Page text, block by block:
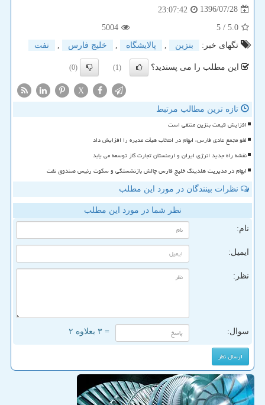
1396/07/28
23:07:42
5.0
/ 5
5004
تگهای خبر:
بنزین , پالایشگاه , خلیج فارس , نفت
این مطلب را می پسندید؟ (1)
(0)
X
تازه ترین مطالب مرتبط
افزایش قیمت بنزین منتفی است
لغو مجمع عادی فارس، ابهام در انتخاب هیأت مدیره را افزایش داد
نقشه راه جدید انرژی ایران و ارمنستان تجارت گاز توسعه می یابد
ابهام در مدیریت هلدینگ خلیج فارس چالش بازنشستگی و سکوت رئیس صندوق نفت
نظرات بینندگان در مورد این مطلب
نظر شما در مورد این مطلب
نام:
ایمیل:
نظر:
سوال: = ۳ بعلاوه ۲